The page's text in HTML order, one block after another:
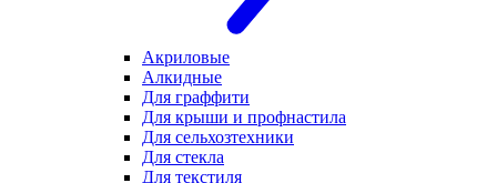
Акриловые
Алкидные
Для граффити
Для крыши и профнастила
Для сельхозтехники
Для стекла
Для текстиля